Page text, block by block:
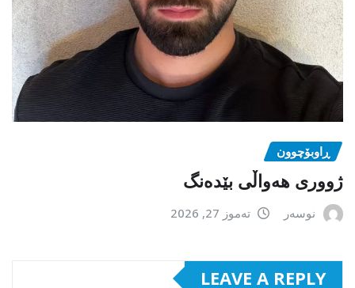
ڕاوبۆچوون
ژووری هەواڵی بێدەنگ
نوسەر تەموز 27, 2026
LEAVE A REPLY